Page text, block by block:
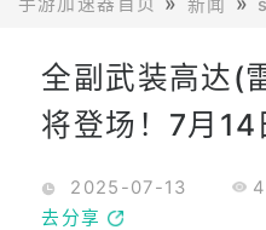
新闻
全副武装高达(
将登场！7月14
2025-07-13
去分享